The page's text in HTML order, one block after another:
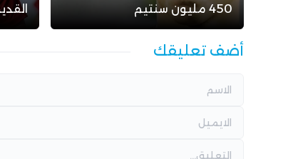
450 مليون سنتيم
أضف تعليقك